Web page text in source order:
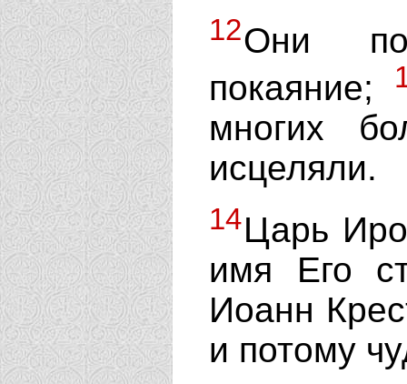
12Они
покаяние;
многих
исцеляли.
14Царь
имя Его
Иоанн
и потому